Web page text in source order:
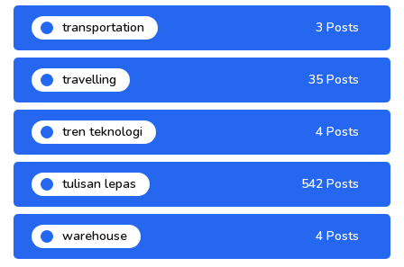
transportation 3 Posts
travelling 35 Posts
tren teknologi 4 Posts
tulisan lepas 542 Posts
warehouse 4 Posts